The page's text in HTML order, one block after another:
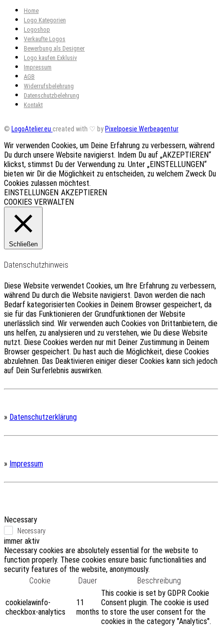
Home
Logo Kategorien
Logoshop
Verkaufte Logos
Bewerbung als Designer
Logo kaufen Exklusiv
Impressum
AGB
Widerrufsbelehrung
Datenschutzbelehrung
Kontakt
© LogoAtelier.eu created with ♡ byPixelpoesie Werbeagentur
Wir verwenden Cookies, um Deine Erfahrung zu verbessern, während
Du durch unsere Website navigierst. Indem Du auf „AKZEPTIEREN“
klickst, stimmst Du der Verwendung zu. Unter „EINSTELLUNGEN“
bieten wir Dir die Möglichkeit zu entscheiden, zu welchem Zweck Du
Cookies zulassen möchtest.
EINSTELLUNGEN AKZEPTIEREN
COOKIES VERWALTEN
Schließen
Datenschutzhinweis
Diese Website verwendet Cookies, um Ihre Erfahrung zu verbessern,
während Du durch die Website navigierst. Davon werden die nach
Bedarf kategorisierten Cookies in Deinem Browser gespeichert, da
sie für das Funktionieren der Grundfunktionen der Website
unerlässlich sind. Wir verwenden auch Cookies von Drittanbietern, die
uns helfen, zu analysieren und zu verstehen, wie Du diese Website
nutzt. Diese Cookies werden nur mit Deiner Zustimmung in Deinem
Browser gespeichert. Du hast auch die Möglichkeit, diese Cookies
abzulehnen. Das Deaktivieren einiger dieser Cookies kann sich jedoch
auf Dein Surferlebnis auswirken.
» Datenschutzerklärung
» Impressum
Necessary
Necessary
immer aktiv
Necessary cookies are absolutely essential for the website to
function properly. These cookies ensure basic functionalities and
security features of the website, anonymously.
Cookie
Dauer Beschreibung
cookielawinfo-
checkbox-analytics
11
months
This cookie is set by GDPR Cookie
Consent plugin. The cookie is used
to store the user consent for the
cookies in the category "Analytics".